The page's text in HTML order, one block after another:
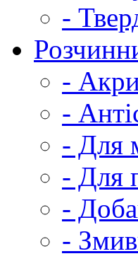
-
-
-
- Для
- Для
-
-